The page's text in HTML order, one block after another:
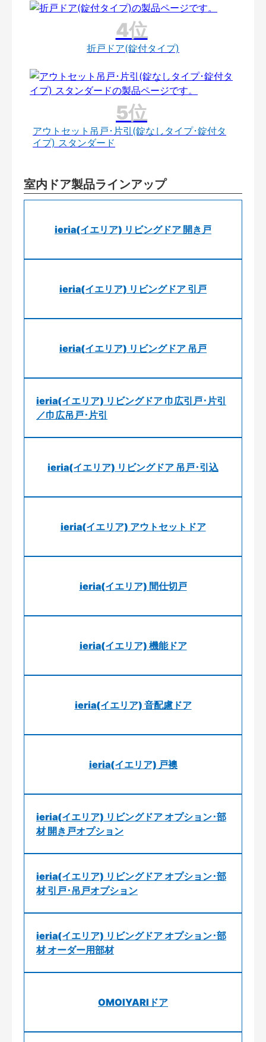
折戸ドア(錠付タイプ)
アウトセット吊戸･片引(錠なしタイプ･錠付タ
イプ) スタンダード
室内ドア製品ラインアップ
ieria(イエリア) リビングドア 開き戸
ieria(イエリア) リビングドア 引戸
ieria(イエリア) リビングドア 吊戸
ieria(イエリア) リビングドア 巾広引戸･片引
／巾広吊戸･片引
ieria(イエリア) リビングドア 吊戸･引込
ieria(イエリア) アウトセットドア
ieria(イエリア) 間仕切戸
ieria(イエリア) 機能ドア
ieria(イエリア) 音配慮ドア
ieria(イエリア) 戸襖
ieria(イエリア) リビングドア オプション･部
材 開き戸オプション
ieria(イエリア) リビングドア オプション･部
材 引戸･吊戸オプション
ieria(イエリア) リビングドア オプション･部
材 オーダー用部材
OMOIYARIドア